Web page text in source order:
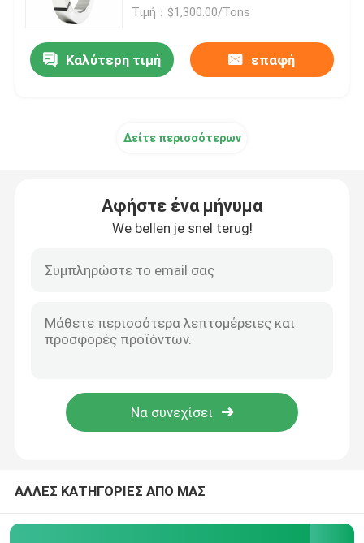
Λουρίδα σπειρών ανοξείδωτου
Μπάρα ράβδου από ανοξείδωτο χάλυβα
Σωλήνας σωλήνων ανοξείδωτου
Σπείρα χάλυβα κραμάτων
Λουρίδα χάλυβα κραμάτων
Τιμή：$1,300.00/Tons
Καλύτερη τιμή επαφή
Δείτε περισσότερων
Αφήστε ένα μήνυμα
We bellen je snel terug!
ΑΛΛΕΣ ΚΑΤΗΓΟΡΙΕΣ ΑΠΟ ΜΑΣ